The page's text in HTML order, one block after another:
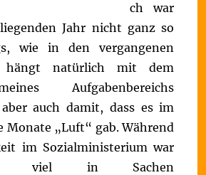
ch war
Jahr nicht ganz so
wie in den vergangenen
hängt natürlich mit dem
Aufgabenbereichs
auch damit, dass es im
Monate „Luft“ gab. Während
im Sozialministerium war
viel in Sachen